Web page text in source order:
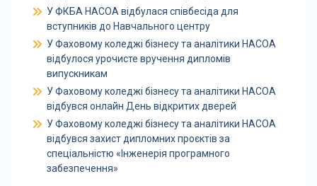
У ФКБА НАСОА відбулася співбесіда для
вступників до Навчального центру
У Фаховому коледжі бізнесу та аналітики НАСОА
відбулося урочисте вручення дипломів
випускникам
У Фаховому коледжі бізнесу та аналітики НАСОА
відбувся онлайн День відкритих дверей
У Фаховому коледжі бізнесу та аналітики НАСОА
відбувся захист дипломних проєктів за
спеціальністю «Інженерія програмного
забезпечення»